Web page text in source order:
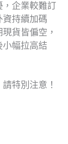
，企業較難訂
資持續加碼
貨皆偏空，
幅拉高結
特別注意！